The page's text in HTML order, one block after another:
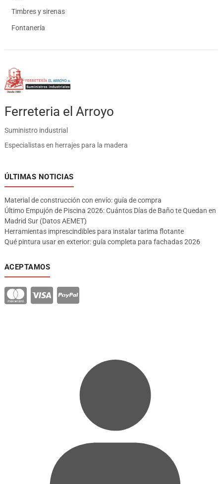
Timbres y sirenas
Fontanería
Ferreteria el Arroyo
Suministro industrial
Especialistas en herrajes para la madera
ÚLTIMAS NOTICIAS
Material de construcción con envío: guía de compra
Último Empujón de Piscina 2026: Cuántos Días de Baño te Quedan en
Madrid Sur (Datos AEMET)
Herramientas imprescindibles para instalar tarima flotante
Qué pintura usar en exterior: guía completa para fachadas 2026
ACEPTAMOS